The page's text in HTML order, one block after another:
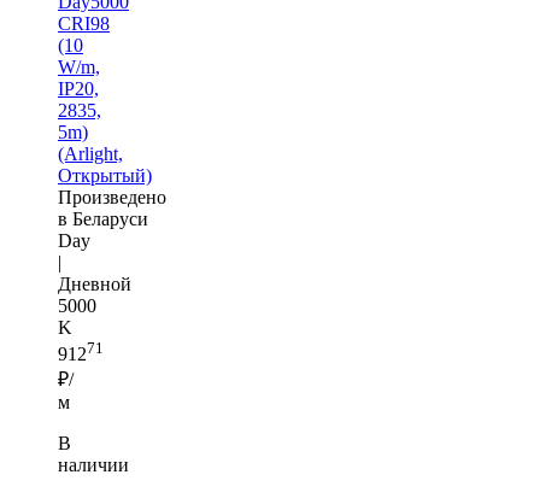
CRI98
(10
W/m,
IP20,
2835,
5m)
(Arlight,
Открытый)
Произведено
в Беларуси
Day
|
Дневной
5000
K
91271
₽/
м
В
наличии